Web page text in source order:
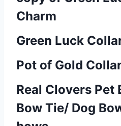
Charm
Green Luck
Pot of Gold
Real Clovers Pet
Bow Tie/ Dog